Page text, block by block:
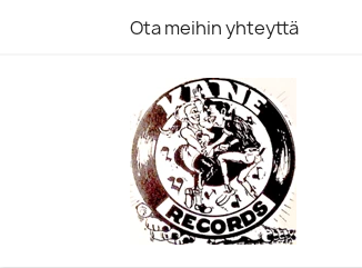
Ota meihin yhteyttä